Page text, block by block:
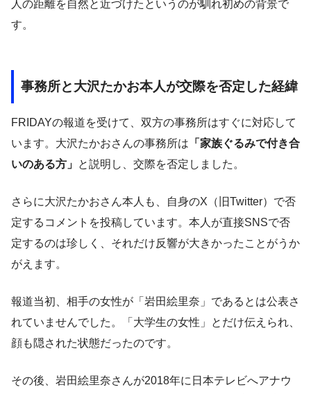
人の距離を自然と近づけたというのが馴れ初めの背景で
す。
事務所と大沢たかお本人が交際を否定した経緯
FRIDAYの報道を受けて、双方の事務所はすぐに対応して
います。大沢たかおさんの事務所は 「家族ぐるみで付き合
いのある方」 と説明し、交際を否定しました。
さらに大沢たかおさん本人も、自身のX（旧Twitter）で否
定するコメントを投稿しています。本人が直接SNSで否
定するのは珍しく、それだけ反響が大きかったことがうか
がえます。
報道当初、相手の女性が「岩田絵里奈」であるとは公表さ
れていませんでした。「大学生の女性」とだけ伝えられ、
顔も隠された状態だったのです。
その後、岩田絵里奈さんが2018年に日本テレビへアナウ